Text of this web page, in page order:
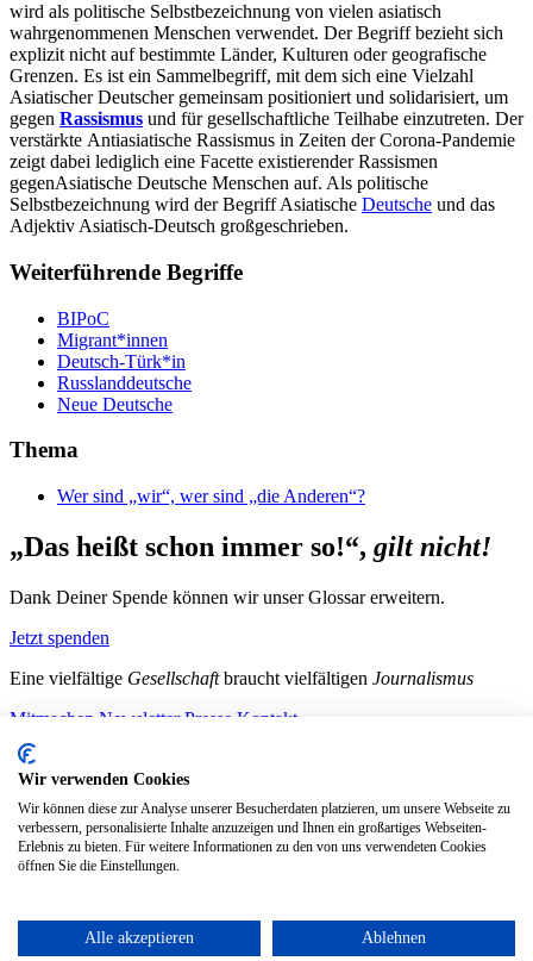
wird als politische Selbstbezeichnung von vielen asiatisch
wahrgenommenen Menschen verwendet. Der Begriff bezieht sich
explizit nicht auf bestimmte Länder, Kulturen oder geografische
Grenzen. Es ist ein Sammelbegriff, mit dem sich eine Vielzahl
Asiatischer Deutscher gemeinsam positioniert und solidarisiert, um
gegen Rassismus und für gesellschaftliche Teilhabe einzutreten. Der
verstärkte Antiasiatische Rassismus in Zeiten der Corona-Pandemie
zeigt dabei lediglich eine Facette existierender Rassismen
gegenAsiatische Deutsche Menschen auf. Als politische
Selbstbezeichnung wird der Begriff Asiatische Deutsche und das
Adjektiv Asiatisch-Deutsch großgeschrieben.
Weiterführende Begriffe
BIPoC
Migrant*innen
Deutsch-Türk*in
Russlanddeutsche
Neue Deutsche
Thema
Wer sind „wir“, wer sind „die Anderen“?
„Das heißt schon immer so!“, gilt nicht!
Dank Deiner Spende können wir unser Glossar erweitern.
Jetzt spenden
Eine vielfältige Gesellschaftbraucht vielfältigen Journalismus
Mitmachen Newsletter Presse Kontakt
Instagram
Unterstütze uns
Jetzt spenden!
Wir verwenden Cookies
Wir können diese zur Analyse unserer Besucherdaten platzieren, um unsere Webseite zu
verbessern, personalisierte Inhalte anzuzeigen und Ihnen ein großartiges Webseiten-
Erlebnis zu bieten. Für weitere Informationen zu den von uns verwendeten Cookies
öffnen Sie die Einstellungen.
Alle akzeptieren Ablehnen